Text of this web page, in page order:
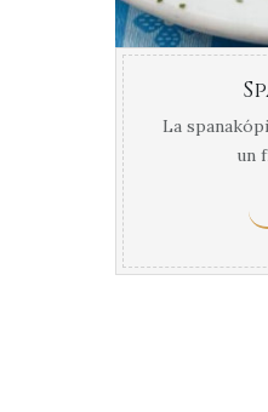
La
un